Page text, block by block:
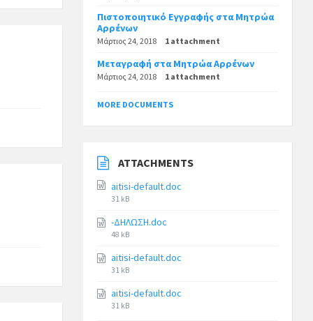
Πιστοποιητικό Εγγραφής στα Μητρώα
Αρρένων
Μάρτιος 24, 2018 1 attachment
Μεταγραφή στα Μητρώα Αρρένων
Μάρτιος 24, 2018 1 attachment
MORE DOCUMENTS
ATTACHMENTS
aitisi-default.doc
31 kB
-ΔΗΛΩΣΗ.doc
48 kB
aitisi-default.doc
31 kB
aitisi-default.doc
31 kB